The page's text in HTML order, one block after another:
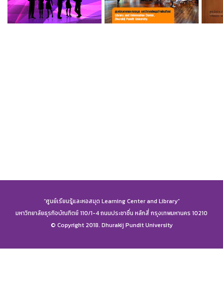
“ศูนย์เรียนรู้และหอสมุด Learning Center and Library”
มหาวิทยาลัยธุรกิจบัณฑิตย์ 110/1-4 ถนนประชาชื่น หลักสี่ กรุงเทพมหานคร 10210
© Copyright 2018. Dhurakij Pundit University